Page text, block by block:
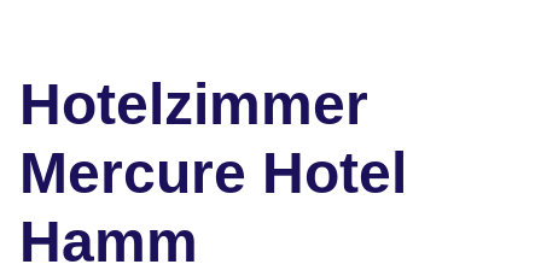
Hotelzimmer
Mercure Hotel
Hamm